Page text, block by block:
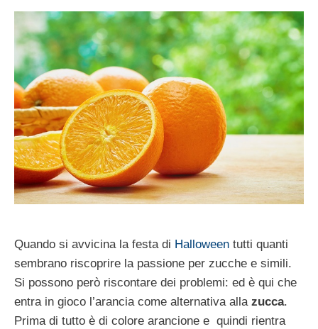
Quando si avvicina la festa di Halloween tutti quanti
sembrano riscoprire la passione per zucche e simili.
Si possono però riscontare dei problemi: ed è qui che
entra in gioco l’arancia come alternativa alla zucca.
Prima di tutto è di colore arancione e quindi rientra